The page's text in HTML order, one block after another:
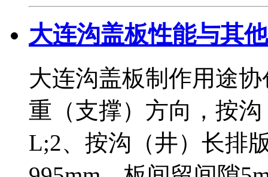
大连沟盖板性能与其
大连沟盖板制作用途
重（支撑）方向，按
L;2、按沟（井）长排